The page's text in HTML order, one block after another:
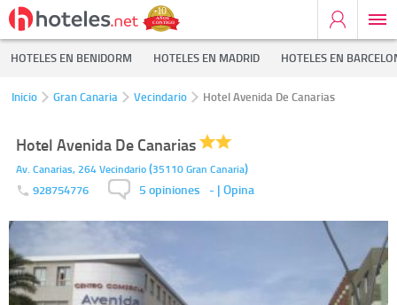
HOTELES EN BENIDORM HOTELES EN MADRID HOTELES EN
Inicio Gran Canaria Vecindario Hotel Avenida De Canarias
Hotel Avenida De Canarias
Av. Canarias, 264Vecindario(35110Gran Canaria)
928754776 5 opiniones - | Opina